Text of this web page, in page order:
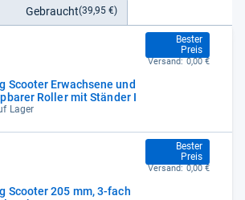
Gebraucht(39,95 €)
Scooter Erwachsene und
Roller mit Ständer I
Lager
Bester
Preis
39,95 €
Versand: 0,00 €
Scooter 205 mm, 3-fach
Bester
Preis
39,95 €
Versand: 0,00 €